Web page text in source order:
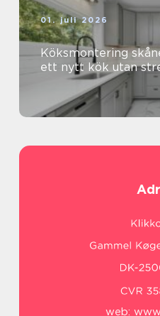
01. juli 2026
Köksmontering skåne så lyckas du
ett nytt kök utan
web: